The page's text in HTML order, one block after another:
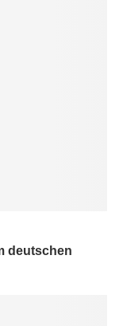
deutschen